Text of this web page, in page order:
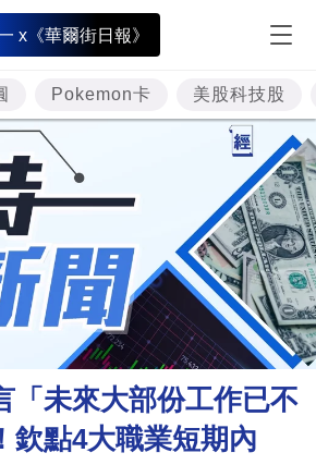
x《華爾街日報》
Pokemon卡 美股科技股
「未來大部份工作已不
欽點4大職業短期內